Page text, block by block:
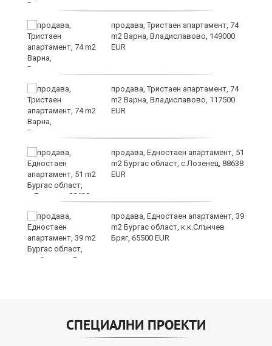
продава, Тристаен апартамент, 74
m2 Варна, Владиславово, 149000
EUR
продава, Тристаен апартамент, 74
m2 Варна, Владиславово, 117500
EUR
продава, Едностаен апартамент, 51
m2 Бургас област, с.Лозенец, 88638
EUR
продава, Едностаен апартамент, 39
m2 Бургас област, к.к.Слънчев
Бряг, 65500 EUR
СПЕЦИАЛНИ ПРОЕКТИ